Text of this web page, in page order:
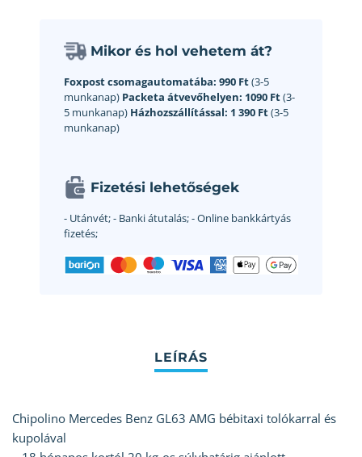
Mikor és hol vehetem át?
Foxpost csomagautomatába: 990 Ft(3-5
munkanap) Packeta átvevőhelyen: 1090 Ft(3-
5 munkanap) Házhozszállítással: 1 390 Ft(3-5
munkanap)
Fizetési lehetőségek
- Utánvét;- Banki átutalás;- Online bankkártyás
fizetés;
Chipolino Mercedes Benz GL63 AMG bébitaxi tolókarral és
kupolával